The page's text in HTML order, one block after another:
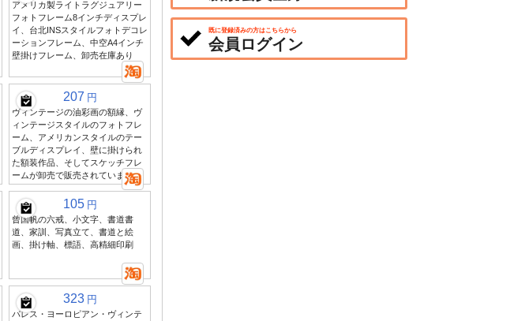
アメリカ製ライトラグジュアリー
フォトフレーム8インチディスプレ
イ、台北INSスタイルフォトデコレ
ーションフレーム、中空A4インチ
壁掛けフレーム、卸売在庫あり
207 円
ヴィンテージの油彩画の額縁、ヴ
ィンテージスタイルのフォトフレ
ーム、アメリカンスタイルのテー
ブルディスプレイ、壁に掛けられ
た額装作品、そしてスケッチフレ
ームが卸売で販売されています
105 円
曾国帆の六戒、小文字、書道書
道、家訓、写真立て、書道と絵
画、掛け軸、標語、高精細印刷
323 円
パレス・ヨーロピアン・ヴィンテ
既に登録済みの方はこちらから
会員ログイン